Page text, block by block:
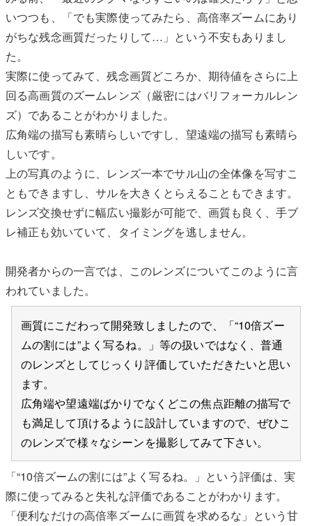
いつつも、「でも実際使ってみたら、高倍率ズームにあり
がちな残念画質だったりして…」という不安もありまし
た。
実際に使ってみて、残念画質どころか、期待値をさらに上
回る高画質のズームレンズ（厳密にはバリフォーカルレン
ズ）であることがわかりました。
広角端の描写も素晴らしいですし、望遠端の描写も素晴ら
しいです。
上の写真のように、レンズ一本でサル山の全体像を写すこ
ともできますし、サルを大きくとらえることもできます。
レンズ交換せずに幅広い撮影が可能で、画質も良く、手ブ
レ補正も効いていて、タイミングを逃しません。
開発者からの一言では、このレンズについてこのように言
われていました。
画質にこだわって開発致しましたので、「“10倍ズー
ムの割には”よく写るね。」等の扱いではなく、普通
のレンズとしてじっくり評価していただきたいと思い
ます。
広角端や望遠端ばかりでなくどこの焦点距離の描写で
も満足して頂けるように設計していますので、ぜひこ
のレンズで様々なシーンを撮影してみて下さい。
「“10倍ズームの割には”よく写るね。」という評価は、実
際に使ってみると失礼な評価であることがわかります。
「便利なだけの高倍率ズームに画質を求めるな」という甘